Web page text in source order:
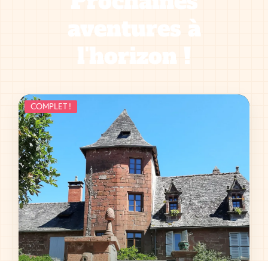
aventures à
l'horizon !
COMPLET !